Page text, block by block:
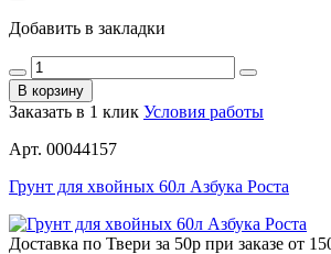
Добавить в закладки
В корзину
Заказать в 1 клик Условия работы
Арт. 00044157
Грунт для хвойных 60л Азбука Роста
Доставка по Твери за 50р при заказе от